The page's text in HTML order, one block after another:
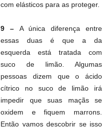
com elásticos para as proteger.
9 – A única diferença entre
essas duas é que a da
esquerda está tratada com
suco de limão. Algumas
pessoas dizem que o ácido
cítrico no suco de limão irá
impedir que suas maçãs se
oxidem e fiquem marrons.
Então vamos descobrir se isso